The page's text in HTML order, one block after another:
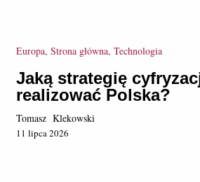
Europa, Strona główna, Technologia
Jaką strategię
realizować Polska?
Tomasz Klekowski
11 lipca 2026